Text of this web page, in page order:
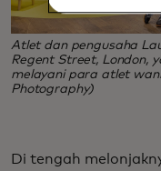
Atlet dan pengusaha
Regent Street, London,
melayani para atlet
Photography)
Di tengah